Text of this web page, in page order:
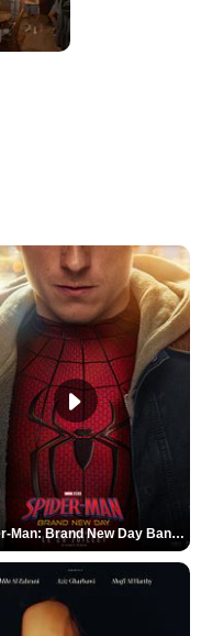
Spider-Man: Brand New Day Bande-annonce VO STFR